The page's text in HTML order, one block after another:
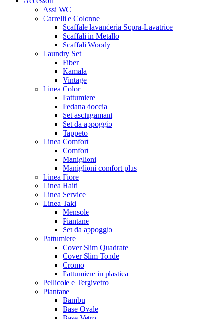
Assi WC
Carrelli e Colonne
Scaffale lavanderia Sopra-Lavatrice
Scaffali in Metallo
Scaffali Woody
Laundry Set
Fiber
Kamala
Vintage
Linea Color
Pattumiere
Pedana doccia
Set asciugamani
Set da appoggio
Tappeto
Linea Comfort
Comfort
Maniglioni
Maniglioni comfort plus
Linea Fiore
Linea Haiti
Linea Service
Linea Taki
Mensole
Piantane
Set da appoggio
Pattumiere
Cover Slim Quadrate
Cover Slim Tonde
Cromo
Pattumiere in plastica
Pellicole e Tergivetro
Piantane
Bambu
Base Ovale